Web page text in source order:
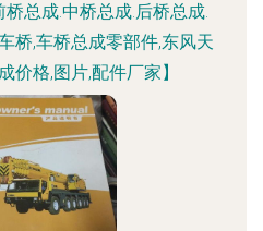
桥总成.中桥总成.后桥总成.
桥,车桥总成零部件,东风天
价格,图片,配件厂家】